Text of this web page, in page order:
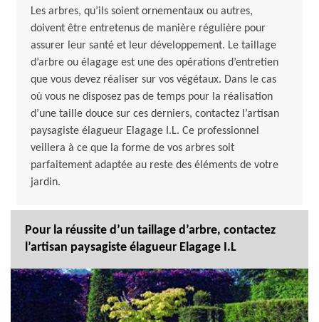
Les arbres, qu’ils soient ornementaux ou autres,
doivent être entretenus de manière régulière pour
assurer leur santé et leur développement. Le taillage
d’arbre ou élagage est une des opérations d’entretien
que vous devez réaliser sur vos végétaux. Dans le cas
où vous ne disposez pas de temps pour la réalisation
d’une taille douce sur ces derniers, contactez l’artisan
paysagiste élagueur Elagage I.L. Ce professionnel
veillera à ce que la forme de vos arbres soit
parfaitement adaptée au reste des éléments de votre
jardin.
Pour la réussite d’un taillage d’arbre, contactez
l’artisan paysagiste élagueur Elagage I.L